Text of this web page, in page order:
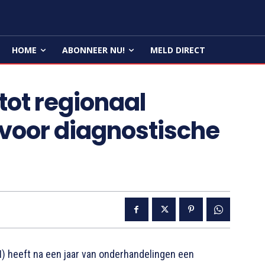
HOME ABONNEER NU! MELD DIRECT
regionaal
diagnostische
heeft na een jaar van onderhandelingen een